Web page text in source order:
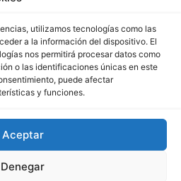
utilizamos tecnologías como las
a la información del dispositivo. El
nos permitirá procesar datos como
o las identificaciones únicas en este
puede afectar
y funciones.
Aceptar
Denegar